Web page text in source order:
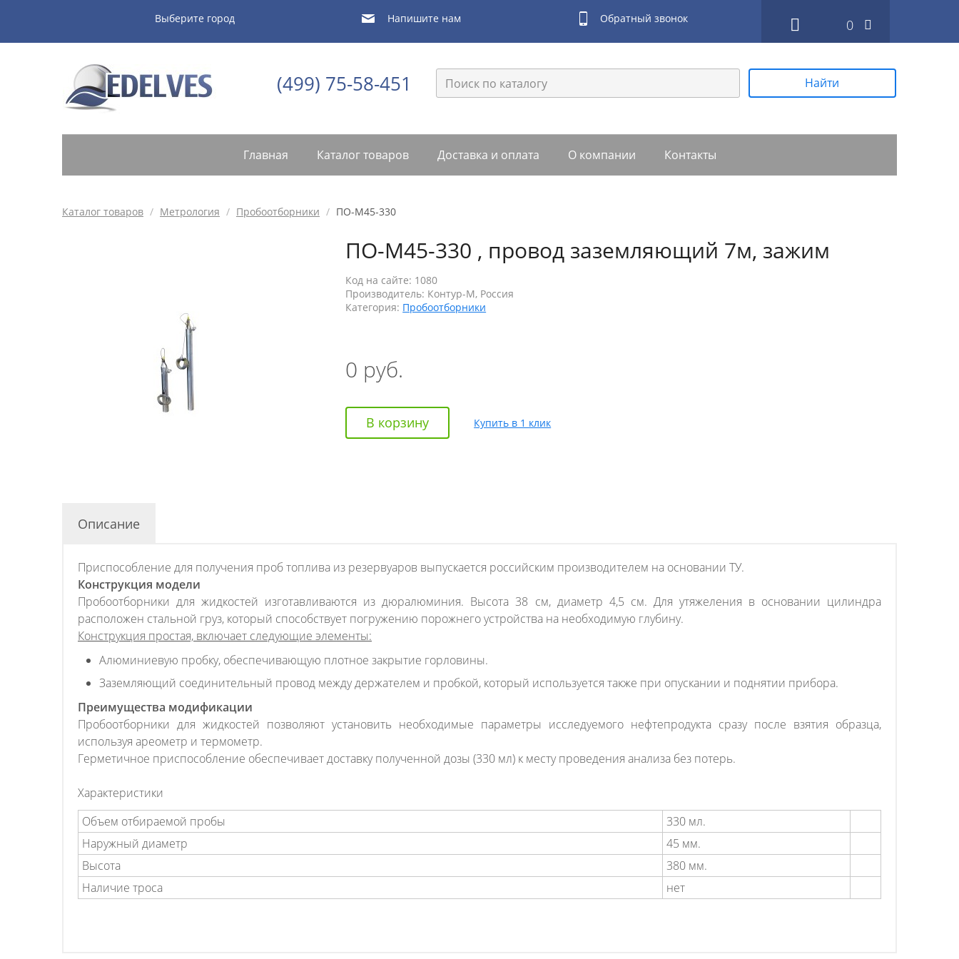
Выберите город Напишите нам Обратный звонок 0
(499) 75-58-451 Найти
Главная Каталог товаров Доставка и оплата О компании Контакты
Каталог товаров / Метрология / Пробоотборники / ПО-М45-330
ПО-М45-330 , провод заземляющий 7м, зажим
Код на сайте: 1080
Производитель: Контур-М, Россия
Категория: Пробоотборники
0 руб.
В корзину Купить в 1 клик
Описание
Приспособление для получения проб топлива из резервуаров выпускается российским производителем на основании ТУ.
Конструкция модели
Пробоотборники для жидкостей изготавливаются из дюралюминия. Высота 38 см, диаметр 4,5 см. Для утяжеления в основании цилиндра
расположен стальной груз, который способствует погружению порожнего устройства на необходимую глубину.
Конструкция простая, включает следующие элементы:
Алюминиевую пробку, обеспечивающую плотное закрытие горловины.
Заземляющий соединительный провод между держателем и пробкой, который используется также при опускании и поднятии прибора.
Преимущества модификации
Пробоотборники для жидкостей позволяют установить необходимые параметры исследуемого нефтепродукта сразу после взятия образца,
используя ареометр и термометр.
Герметичное приспособление обеспечивает доставку полученной дозы (330 мл) к месту проведения анализа без потерь.
Характеристики
Объем отбираемой пробы
330 мл.
Наружный диаметр
45 мм.
Высота
380 мм.
Наличие троса
нет